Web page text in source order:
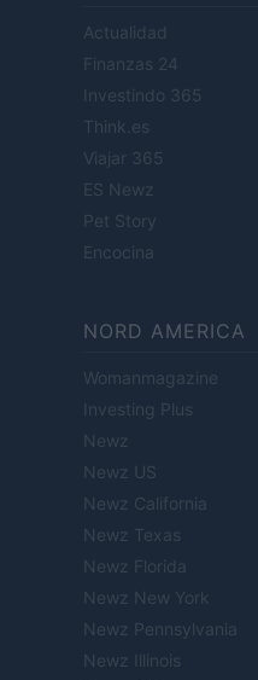
Actualidad
Finanzas 24
Investindo 365
Think.es
Viajar 365
ES Newz
Pet Story
Encocina
NORD AMERICA
Womanmagazine
Investing Plus
Newz
Newz US
Newz California
Newz Texas
Newz Florida
Newz New York
Newz Pennsylvania
Newz Illinois